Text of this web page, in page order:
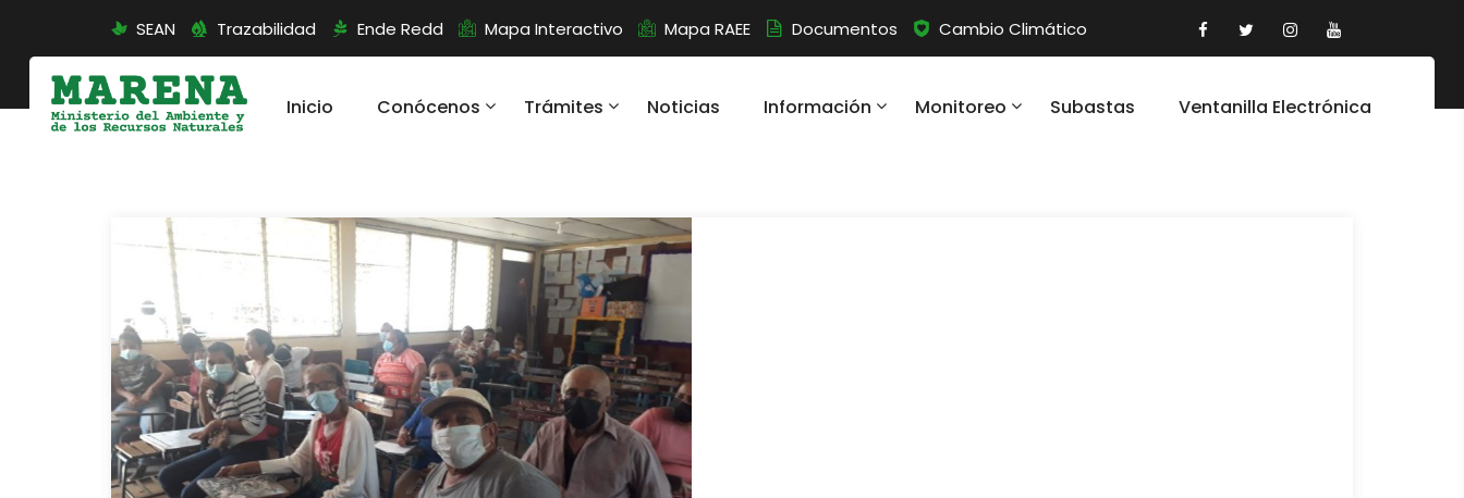
SEAN Trazabilidad Ende Redd Mapa Interactivo Mapa RAEE Documentos Cambio Climático
Inicio Conócenos Trámites Noticias Información Monitoreo Subastas Ventanilla Electrónica